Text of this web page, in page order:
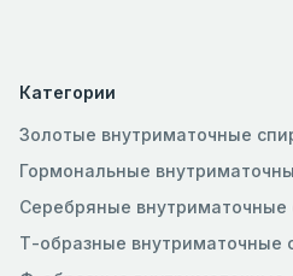
Категории
Золотые внутриматочные
Гормональные
Серебряные внутриматочные
Т-образные внутриматочные